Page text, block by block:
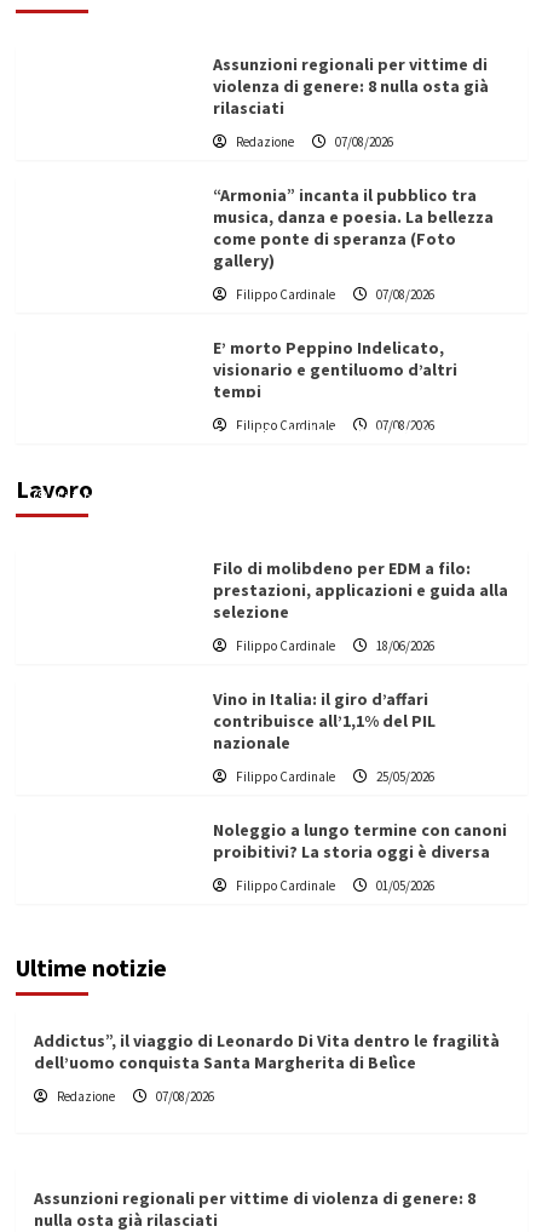
Assunzioni regionali per vittime di
violenza di genere: 8 nulla osta già
rilasciati
Redazione 07/08/2026
“Armonia” incanta il pubblico tra
musica, danza e poesia. La bellezza
come ponte di speranza (Foto
gallery)
Filippo Cardinale 07/08/2026
E’ morto Peppino Indelicato,
visionario e gentiluomo d’altri
tempi
Filippo Cardinale 07/08/2026
Lavoro
L’ingegnere saccense Buscarnera partner chiave
di un progetto transnazionale per la transizione
Filippo Cardinale
Filo di molibdeno per EDM a filo:
prestazioni, applicazioni e guida alla
selezione
Filippo Cardinale 18/06/2026
Vino in Italia: il giro d’affari
contribuisce all’1,1% del PIL
nazionale
Filippo Cardinale 25/05/2026
Noleggio a lungo termine con canoni
proibitivi? La storia oggi è diversa
Filippo Cardinale 01/05/2026
Ultime notizie
Addictus”, il viaggio di Leonardo Di Vita dentro le fragilità
dell’uomo conquista Santa Margherita di Belìce
Redazione 07/08/2026
Assunzioni regionali per vittime di violenza di genere: 8
nulla osta già rilasciati